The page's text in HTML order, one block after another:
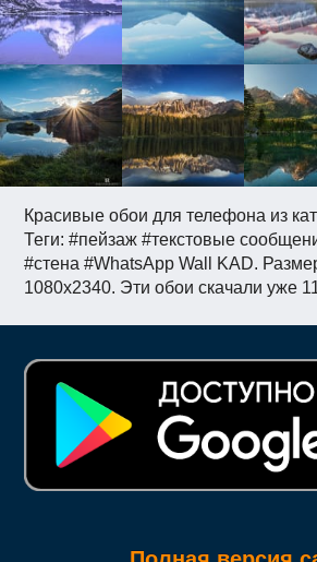
Красивые обои для телефона из
Теги: #пейзаж #текстовые
#стена #WhatsApp Wall KAD.
1080x2340. Эти обои скачали уже